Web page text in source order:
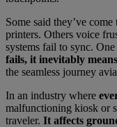
Some said they’ve
printers. Others voice
systems fail to sync.
fails, it inevitably
the seamless journey
In an industry where
malfunctioning kiosk or
traveler. It affects